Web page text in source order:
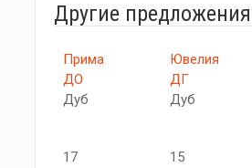
Другие
Прима
ДО
Дуб
17
Ювелия
ДГ
Дуб
15